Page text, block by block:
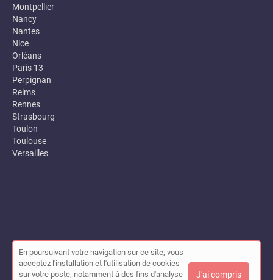
Montpellier
Nancy
Nantes
Nice
Orléans
Paris 13
Perpignan
Reims
Rennes
Strasbourg
Toulon
Toulouse
Versailles
© Annuaire des entreprises locales (Garance) 2026 |
Mon compte|Contact
En poursuivant votre navigation sur ce site, vous
acceptez l'installation et l'utilisation de cookies
sur votre poste, notamment à des fins d'analyse
J'ai compris